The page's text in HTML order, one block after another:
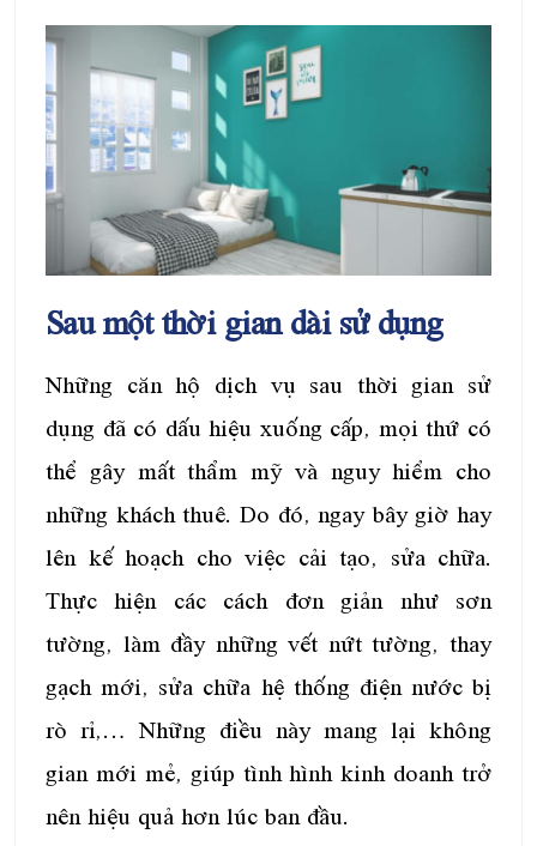
Sau một thời gian dài sử dụng
Những căn hộ dịch vụ sau thời gian sử
dụng đã có dấu hiệu xuống cấp, mọi thứ có
thể gây mất thẩm mỹ và nguy hiểm cho
những khách thuê. Do đó, ngay bây giờ hay
lên kế hoạch cho việc cải tạo, sửa chữa.
Thực hiện các cách đơn giản như sơn
tường, làm đầy những vết nứt tường, thay
gạch mới, sửa chữa hệ thống điện nước bị
rò rỉ,… Những điều này mang lại không
gian mới mẻ, giúp tình hình kinh doanh trở
nên hiệu quả hơn lúc ban đầu.